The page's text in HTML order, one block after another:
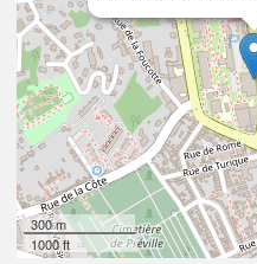
300 m
1000 ft